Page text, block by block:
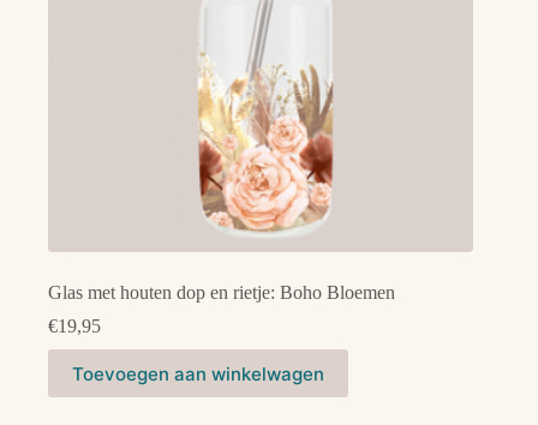
Glas met houten dop en rietje: Boho Bloemen
€19,95
Toevoegen aan winkelwagen